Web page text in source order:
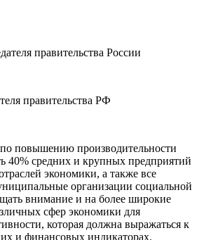
правительства РФ
повышению производительности
40% средних и крупных предприятий
экономики, а также все
организации социальной
внимание и на более широкие
сфер экономики для
которая должна выражаться к
и финансовых индикаторах.